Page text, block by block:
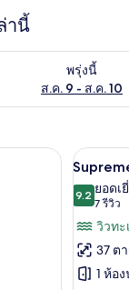
านี้
พรุ่งนี้
ส.ค. 9 - ส.ค. 10
บจำนวนห้องพักว่าง
ะดับพรีเมียม, มินิบาร์,
เปิด
ภาพถ่า
ทั้งหมด
ของ
Room
5
9.29.2 จาก 10
ยอดเ
7 รีวิว
(7
รีวิว)
วิวทะ
37 ต
1 ห้อ